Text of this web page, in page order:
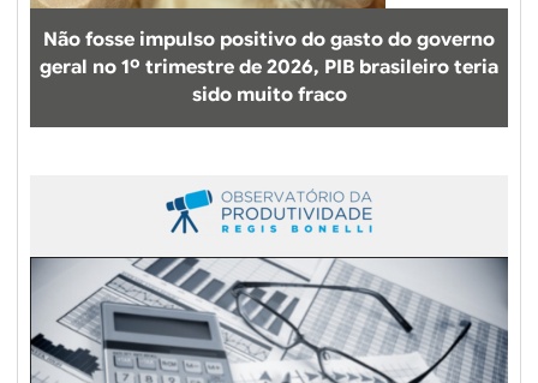
Não fosse impulso positivo do gasto do governo
geral no 1º trimestre de 2026, PIB brasileiro teria
sido muito fraco